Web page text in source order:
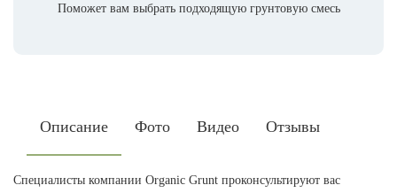
Поможет вам выбрать подходящую грунтовую смесь
Описание Фото Видео Отзывы
Специалисты компании Organic Grunt проконсультируют вас